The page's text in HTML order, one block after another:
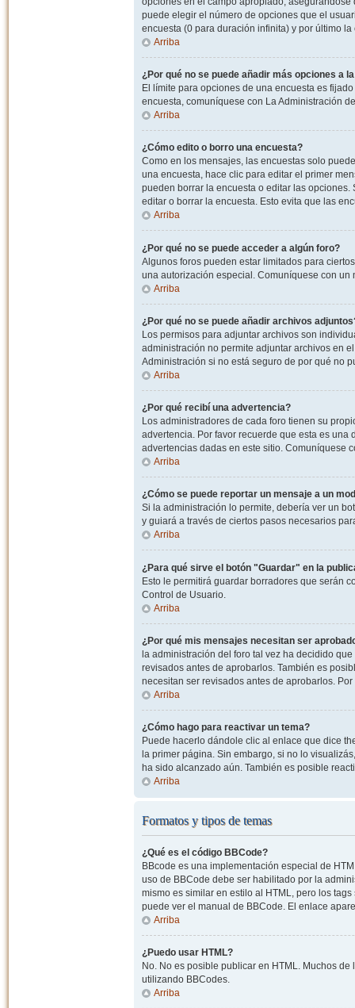
puede elegir el número de opciones que el
encuesta (0 para duración infinita) y por último
Arriba
¿Por qué no se puede añadir más opciones a
El límite para opciones de una encuesta es
encuesta, comuníquese con La Administración
Arriba
¿Cómo edito o borro una encuesta?
Como en los mensajes, las encuestas solo
una encuesta, hace clic para editar el primer
pueden borrar la encuesta o editar las
editar o borrar la encuesta. Esto evita que las
Arriba
¿Por qué no se puede acceder a algún foro?
Algunos foros pueden estar limitados para
una autorización especial. Comuníquese con
Arriba
¿Por qué no se puede añadir archivos
Los permisos para adjuntar archivos son
administración no permite adjuntar archivos en
Administración si no está seguro de por qué no
Arriba
¿Por qué recibí una advertencia?
Los administradores de cada foro tienen su
advertencia. Por favor recuerde que esta es
advertencias dadas en este sitio. Comuníquese
Arriba
¿Cómo se puede reportar un mensaje a un
Si la administración lo permite, debería ver un
y guiará a través de ciertos pasos necesarios
Arriba
¿Para qué sirve el botón "Guardar" en la
Esto le permitirá guardar borradores que serán
Control de Usuario.
Arriba
¿Por qué mis mensajes necesitan ser
la administración del foro tal vez ha decidido
revisados antes de aprobarlos. También es
necesitan ser revisados antes de aprobarlos.
Arriba
¿Cómo hago para reactivar un tema?
Puede hacerlo dándole clic al enlace que dice
la primer página. Sin embargo, si no lo
ha sido alcanzado aún. También es posible
Arriba
Formatos y tipos de temas
¿Qué es el código BBCode?
BBcode es una implementación especial de
uso de BBCode debe ser habilitado por la
mismo es similar en estilo al HTML, pero los
puede ver el manual de BBCode. El enlace
Arriba
¿Puedo usar HTML?
No. No es posible publicar en HTML. Muchos
utilizando BBCodes.
Arriba